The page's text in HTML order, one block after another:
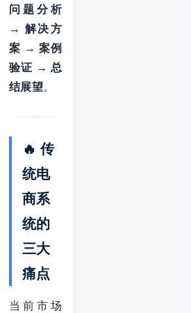
问题分析
→ 解决方
案 → 案例
验证 → 总
结展望。
🔥 传
统电
商系
统的
三大
痛点
当前市场